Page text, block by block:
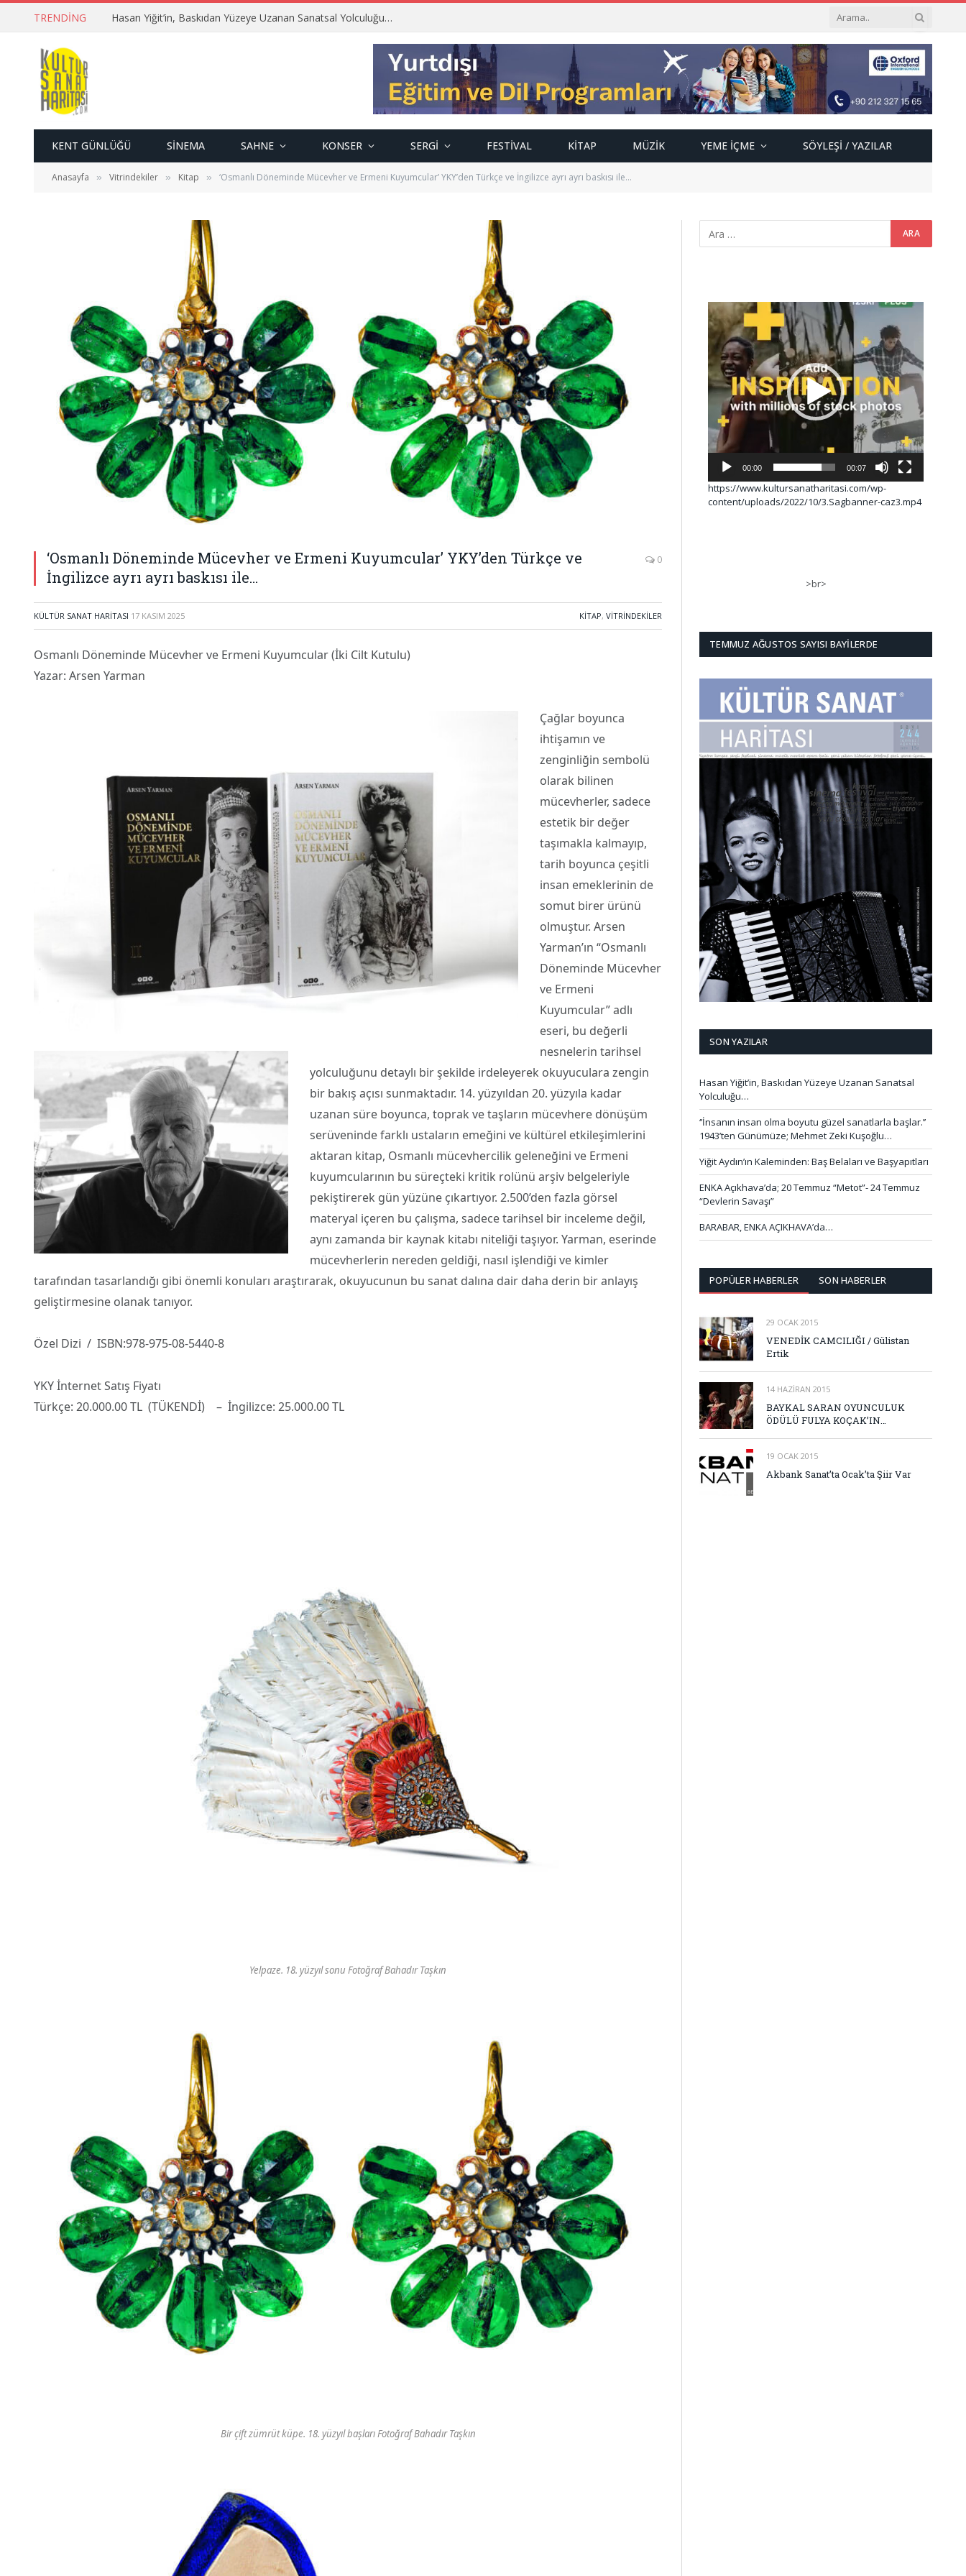
TRENDING Hasan Yiğit’in, Baskıdan Yüzeye Uzanan Sanatsal Yolculuğu…
KENT GÜNLÜĞÜ SINEMA SAHNE KONSER SERGI FESTIVAL KITAP MÜZIK YEME İÇME SÖYLEŞI / YAZILAR
Anasayfa » Vitrindekiler » Kitap » ‘Osmanlı Döneminde Mücevher ve Ermeni Kuyumcular’ YKY’den Türkçe ve İngilizce ayrı ayrı baskısı ile…
‘Osmanlı Döneminde Mücevher ve Ermeni Kuyumcular’ YKY’den Türkçe ve
İngilizce ayrı ayrı baskısı ile…
0
KÜLTÜR SANAT HARITASI 17 KASIM 2025 KITAP, VITRINDEKILER
Osmanlı Döneminde Mücevher ve Ermeni Kuyumcular (İki Cilt Kutulu)
Yazar: Arsen Yarman
Çağlar boyunca
ihtişamın ve
zenginliğin sembolü
olarak bilinen
mücevherler, sadece
estetik bir değer
taşımakla kalmayıp,
tarih boyunca çeşitli
insan emeklerinin de
somut birer ürünü
olmuştur. Arsen
Yarman’ın “Osmanlı
Döneminde Mücevher
ve Ermeni
Kuyumcular” adlı
eseri, bu değerli
nesnelerin tarihsel
yolculuğunu detaylı bir şekilde irdeleyerek okuyuculara zengin
bir bakış açısı sunmaktadır. 14. yüzyıldan 20. yüzyıla kadar
uzanan süre boyunca, toprak ve taşların mücevhere dönüşüm
serüveninde farklı ustaların emeğini ve kültürel etkileşimlerini
aktaran kitap, Osmanlı mücevhercilik geleneğini ve Ermeni
kuyumcularının bu süreçteki kritik rolünü arşiv belgeleriyle
pekiştirerek gün yüzüne çıkartıyor. 2.500’den fazla görsel
materyal içeren bu çalışma, sadece tarihsel bir inceleme değil,
aynı zamanda bir kaynak kitabı niteliği taşıyor. Yarman, eserinde
mücevherlerin nereden geldiği, nasıl işlendiği ve kimler
tarafından tasarlandığı gibi önemli konuları araştırarak, okuyucunun bu sanat dalına dair daha derin bir anlayış
geliştirmesine olanak tanıyor.
Özel Dizi / ISBN:978-975-08-5440-8
YKY İnternet Satış Fiyatı
Türkçe: 20.000.00 TL (TÜKENDİ) – İngilizce: 25.000.00 TL
Yelpaze. 18. yüzyıl sonu Fotoğraf Bahadır Taşkın
Bir çift zümrüt küpe. 18. yüzyıl başları Fotoğraf Bahadır Taşkın
Video
oynatıcı
00:00 00:07
https://www.kultursanatharitasi.com/wp-
content/uploads/2022/10/3.Sagbanner-caz3.mp4
>br>
TEMMUZ AĞUSTOS SAYISI BAYILERDE
SON YAZILAR
Hasan Yiğit’in, Baskıdan Yüzeye Uzanan Sanatsal
Yolculuğu…
‘’İnsanın insan olma boyutu güzel sanatlarla başlar.’’
1943’ten Günümüze; Mehmet Zeki Kuşoğlu…
Yiğit Aydın’ın Kaleminden: Baş Belaları ve Başyapıtları
ENKA Açıkhava’da; 20 Temmuz “Metot”- 24 Temmuz
“Devlerin Savaşı”
BARABAR, ENKA AÇIKHAVA’da…
POPÜLER HABERLER SON HABERLER
29 OCAK 2015
VENEDİK CAMCILIĞI / Gülistan
Ertik
14 HAZIRAN 2015
BAYKAL SARAN OYUNCULUK
ÖDÜLÜ FULYA KOÇAK’IN…
19 OCAK 2015
Akbank Sanat’ta Ocak’ta Şiir Var